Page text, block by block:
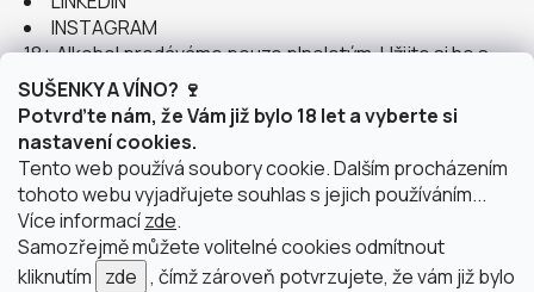
SUŠENKY A VÍNO? 🍷
Potvrďte nám, že Vám již bylo 18 let a vyberte si
nastavení cookies.
Tento web používá soubory cookie. Dalším procházením
tohoto webu vyjadřujete souhlas s jejich používáním...
Více informacízde.
Samozřejmě můžete volitelné cookies odmítnout
kliknutím zde , čímž zároveň potvrzujete, že vám již bylo
INSTAGRAM
18+ Alkohol prodáváme pouze plnoletým. Užijte si ho s
rozumem.
Instagram